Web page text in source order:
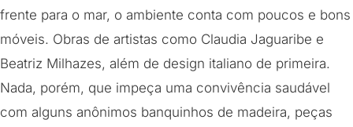
frente para o mar, o ambiente conta com poucos e bons
móveis. Obras de artistas como Claudia Jaguaribe e
Beatriz Milhazes, além de design italiano de primeira.
Nada, porém, que impeça uma convivência saudável
com alguns anônimos banquinhos de madeira, peças